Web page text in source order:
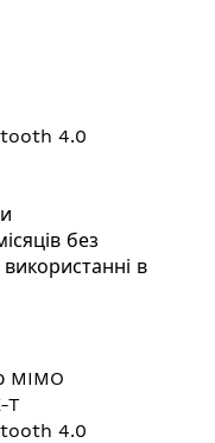
4.0
без
в
MIMO
T
4.0